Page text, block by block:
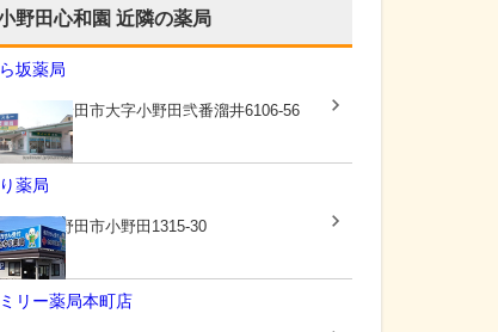
野田心和園 近隣の薬局
坂薬局
山陽小野田市大字小野田弐番溜井6106-56
薬局
山陽小野田市小野田1315-30
リー薬局本町店